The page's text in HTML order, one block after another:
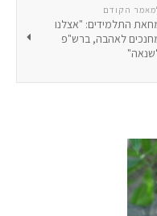
הקודם
התלמידים: "אצלנו
לאהבה, ברש"פ